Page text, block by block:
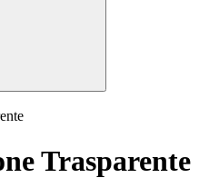
Trasparente